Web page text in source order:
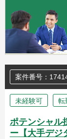
案件番号：
未経験可 転
ポテンシャル
ー【大手デジ